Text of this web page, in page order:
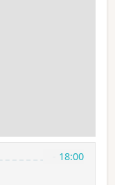
18:00